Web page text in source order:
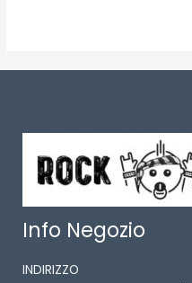
Info Negozio
INDIRIZZO